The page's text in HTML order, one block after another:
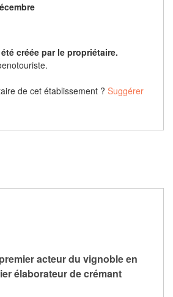
créée par le propriétaire.
de cet établissement ? Suggérer
premier acteur du vignoble en
élaborateur de crémant